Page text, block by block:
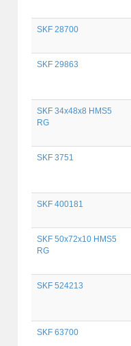
SKF 28700
SKF 29863
SKF 34x48x8 HMS5
RG
SKF 3751
SKF 400181
SKF 50x72x10 HMS5
RG
SKF 524213
SKF 63700